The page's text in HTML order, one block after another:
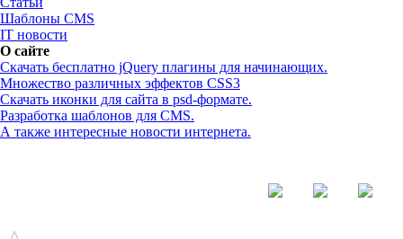
Шаблоны CMS
IT новости
О сайте
Скачать бесплатно jQuery плагины для начинающих.
Множество различных эффектов CSS3
Скачать иконки для сайта в psd-формате.
Разработка шаблонов для CMS.
А также интересные новости интернета.
© - 2015-2017 - helix.su - все для вашего сайта |